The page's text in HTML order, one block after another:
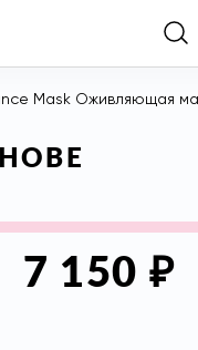
маска на основе растительных
7 150 ₽